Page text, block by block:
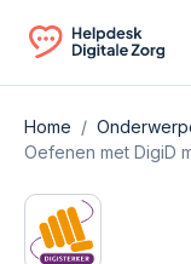
Ga naar de
Home /
Oefenen met DigiD